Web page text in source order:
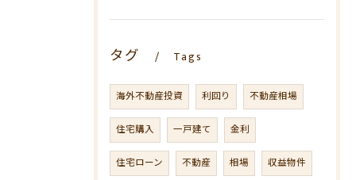
タグ Tags
海外不動産投資 利回り 不動産相場
住宅購入 一戸建て 金利
住宅ローン 不動産 相場 収益物件